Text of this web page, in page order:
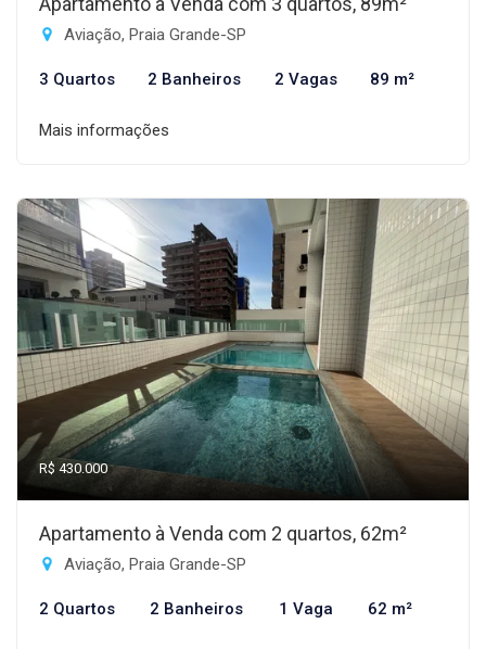
Aviação, Praia Grande-SP
3 Quartos 2 Banheiros 2 Vagas 89 m²
Mais informações
R$ 430.000
Apartamento à Venda com 2 quartos, 62m²
Aviação, Praia Grande-SP
2 Quartos 2 Banheiros 1 Vaga 62 m²